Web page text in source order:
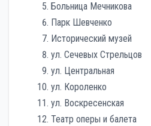
Больница Мечникова
Парк Шевченко
Исторический музей
ул. Сечевых Стрельцов
ул. Центральная
ул. Короленко
ул. Воскресенская
Театр оперы и балета